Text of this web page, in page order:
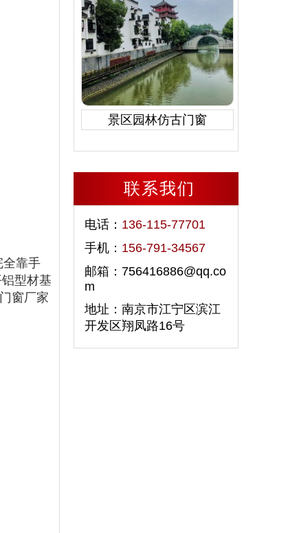
全靠手
型材基
窗厂家
景区园林仿古门窗
联系我们
电话： 136-115-77701
手机： 156-791-34567
邮箱：756416886@qq.co
m
地址：南京市江宁区滨江
开发区翔凤路16号